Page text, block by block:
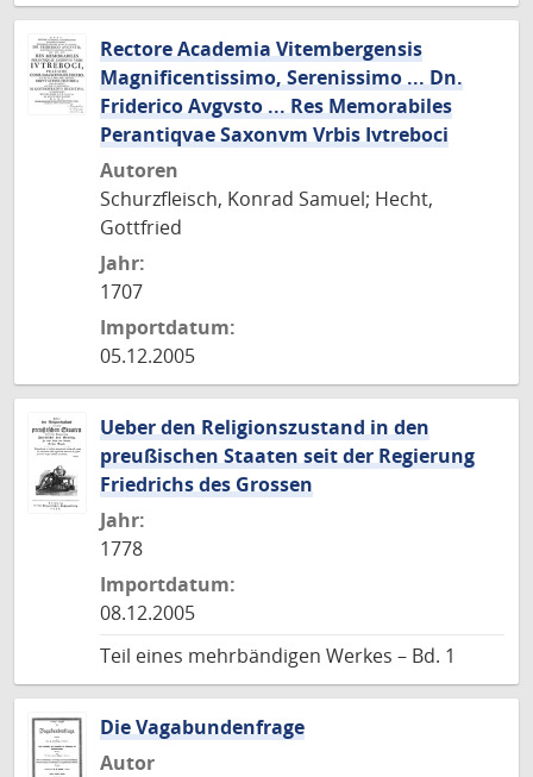
Rectore Academia Vitembergensis
Magnificentissimo, Serenissimo ... Dn.
Friderico Avgvsto ... Res Memorabiles
Perantiqvae Saxonvm Vrbis Ivtreboci
Autoren
Schurzfleisch, Konrad Samuel; Hecht,
Gottfried
Jahr:
1707
Importdatum:
05.12.2005
Ueber den Religionszustand in den
preußischen Staaten seit der Regierung
Friedrichs des Grossen
Jahr:
1778
Importdatum:
08.12.2005
Teil eines mehrbändigen Werkes – Bd. 1
Die Vagabundenfrage
Autor